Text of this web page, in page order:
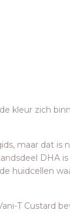
kleur zich
maar dat is
DHA is
huidcellen
T Custard